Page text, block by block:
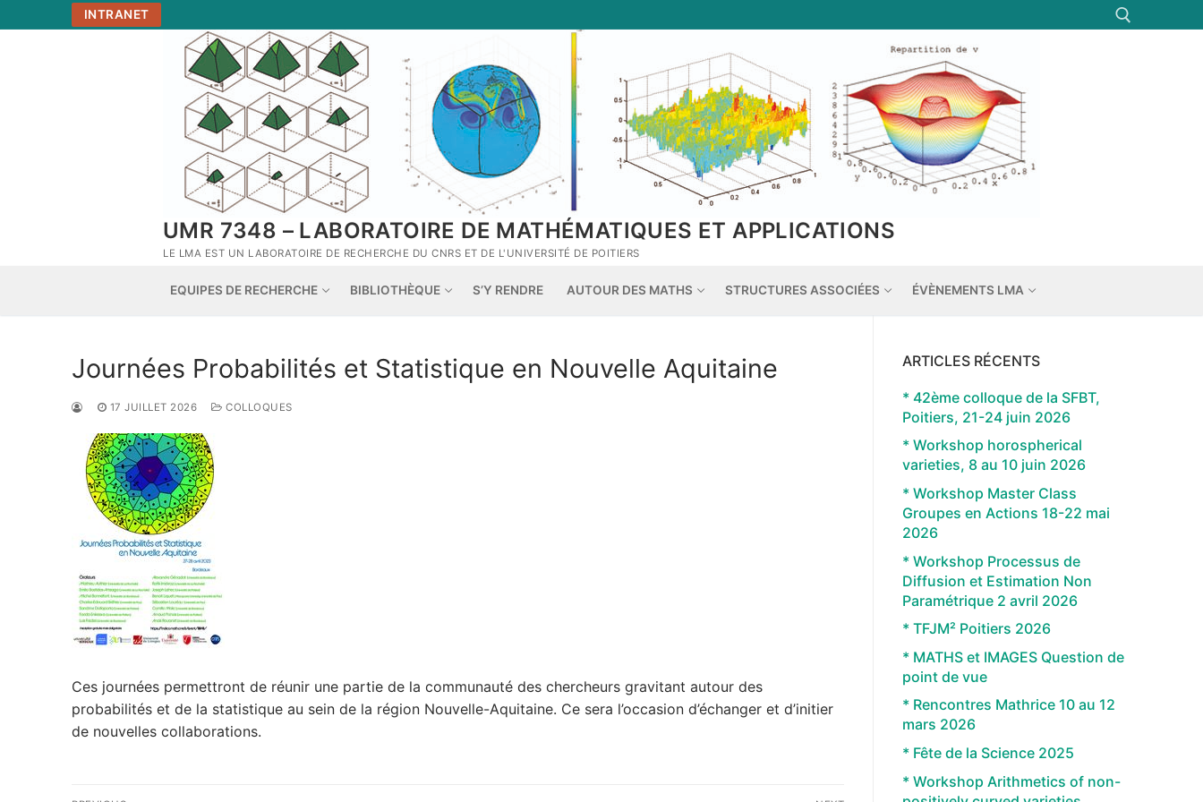
au
INTRANET
Rechercher :
UMR 7348 – LABORATOIRE DE MATHÉMATIQUES ET APPLICATIONS
LE LMA EST UN LABORATOIRE DE RECHERCHE DU CNRS ET DE L'UNIVERSITÉ DE POITIERS
EQUIPES DE RECHERCHE BIBLIOTHÈQUE S’Y RENDRE AUTOUR DES MATHS STRUCTURES ASSOCIÉES ÉVÈNEMENTS LMA
Journées Probabilités et Statistique en Nouvelle Aquitaine
17 JUILLET 2026 COLLOQUES
Ces journées permettront de réunir une partie de la communauté des chercheurs gravitant autour des
probabilités et de la statistique au sein de la région Nouvelle-Aquitaine. Ce sera l’occasion d’échanger et d’initier
de nouvelles collaborations.
ARTICLES RÉCENTS
* 42ème colloque de la SFBT,
Poitiers, 21-24 juin 2026
* Workshop horospherical
varieties, 8 au 10 juin 2026
* Workshop Master Class
Groupes en Actions 18-22 mai
2026
* Workshop Processus de
Diffusion et Estimation Non
Paramétrique 2 avril 2026
* TFJM² Poitiers 2026
* MATHS et IMAGES Question de
point de vue
* Rencontres Mathrice 10 au 12
mars 2026
* Fête de la Science 2025
* Workshop Arithmetics of non-